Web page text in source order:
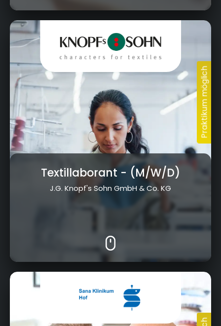
August-Wagner-Str. 1, 95233 Helmbrechts
Textillaborant - (M/W/D)
J.G. Knopf's Sohn GmbH & Co. KG
Eppenreuther Straße 9, 95032 Hof